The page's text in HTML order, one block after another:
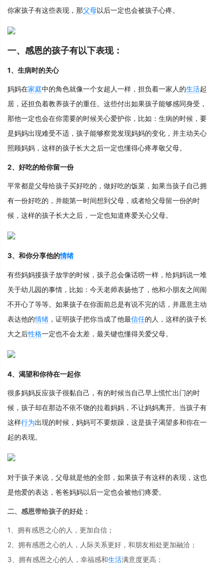
你家孩子有这些表现，那父母以后一定也会被孩子心疼。
一、感恩的孩子有以下表现：
1、生病时的关心
妈妈在家庭中的角色就像一个女超人一样，担负着一家人的生活起
居，还担负着教养孩子的重任。这些付出如果孩子能够感同身受，
那他一定也会在你需要的时候关心爱护你，比如：生病的时候，要
是妈妈出现难受不适，孩子能够察觉发现妈妈的变化，并主动关心
照顾妈妈，这样的孩子长大之后一定也懂得心疼孝敬父母。
2、好吃的给你留一份
平常都是父母给孩子买好吃的，做好吃的饭菜，如果当孩子自己拥
有一份好吃的，并能第一时间想到父母，或者给父母留一份的时
候，这样的孩子长大之后，一定也知道疼爱关心父母。
3、和你分享他的情绪
有些妈妈接孩子放学的时候，孩子总会像话唠一样，给妈妈说一堆
关于幼儿园的事情，比如：今天老师表扬他了，他和小朋友之间闹
不开心了等等。如果孩子在你面前总是有说不完的话，并愿意主动
表达他的情绪 ，证明孩子把你当成了他最信任的人，这样的孩子长
大之后性格一定也不会太差，最关键也懂得关爱父母。
4、渴望和你待在一起你
很多妈妈反应孩子很黏自己，有的时候当自己早上慌忙出门的时
候，孩子却在那边不依不饶的拉着妈妈，不让妈妈离开。当孩子有
这样行为出现的时候，妈妈可不要烦躁，这是孩子渴望多和你在一
起的表现。
对于孩子来说，父母就是他的全部，如果孩子有这样的表现，这也
是他爱的表达，爸爸妈妈以后一定也会被他们疼爱。
二、感恩带给孩子的好处：
1、拥有感恩之心的人，更加自信；
2、拥有感恩之心的人，人际关系更好，和朋友相处更加融洽；
3、拥有感恩之心的人，幸福感和生活满意度更高；